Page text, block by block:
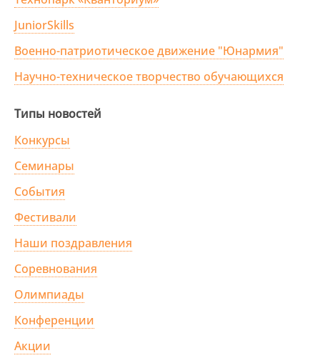
JuniorSkills
Военно-патриотическое движение "Юнармия"
Научно-техническое творчество обучающихся
Типы новостей
Конкурсы
Семинары
События
Фестивали
Наши поздравления
Соревнования
Олимпиады
Конференции
Акции